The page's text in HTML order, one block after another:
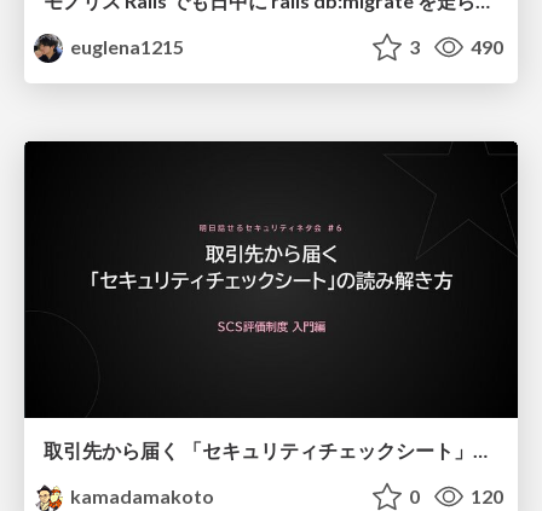
euglena1215
3 490
取引先から届く 「セキュリティチェックシート」の読み解き方
kamadamakoto
0 120